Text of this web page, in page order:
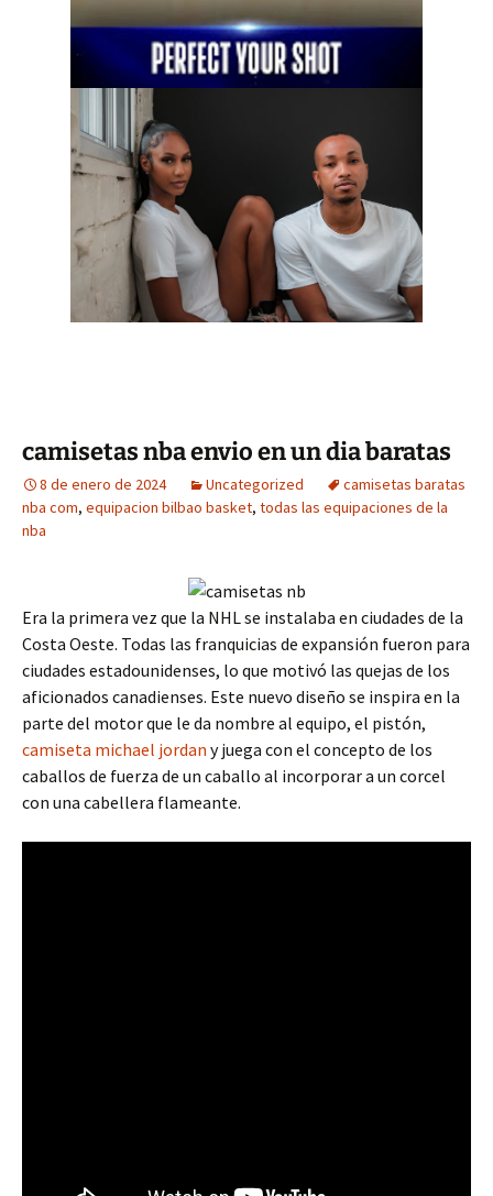
camisetas nba envio en un dia baratas
8 de enero de 2024 Uncategorized
camisetas baratas
nba com, equipacion bilbao basket, todas las equipaciones de la
nba
Era la primera vez que la NHL se instalaba en ciudades de la
Costa Oeste. Todas las franquicias de expansión fueron para
ciudades estadounidenses, lo que motivó las quejas de los
aficionados canadienses. Este nuevo diseño se inspira en la
parte del motor que le da nombre al equipo, el pistón,
camiseta michael jordan y juega con el concepto de los
caballos de fuerza de un caballo al incorporar a un corcel
con una cabellera flameante.